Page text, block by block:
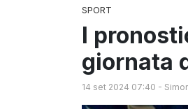
SPORT
I
giornata
14 set 2024 07:40 -